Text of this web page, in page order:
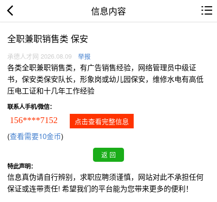
信息内容
全职兼职销售类 保安
承德人才网 2026.08.09 举报
各类全职兼职销售类，有广告销售经验，网络管理员中级证
书，保安类保安队长，形象岗或幼儿园保安，维修水电有高低
压电工证和十几年工作经验
联系人手机/微信：
156****7152 点击查看完整信息
(查看需要10金币)
特此声明：
信息真伪请自行辨别，求职应聘须谨慎，网站对此不承担任何
保证或连带责任! 希望我们的平台能为您带来更多的便利！